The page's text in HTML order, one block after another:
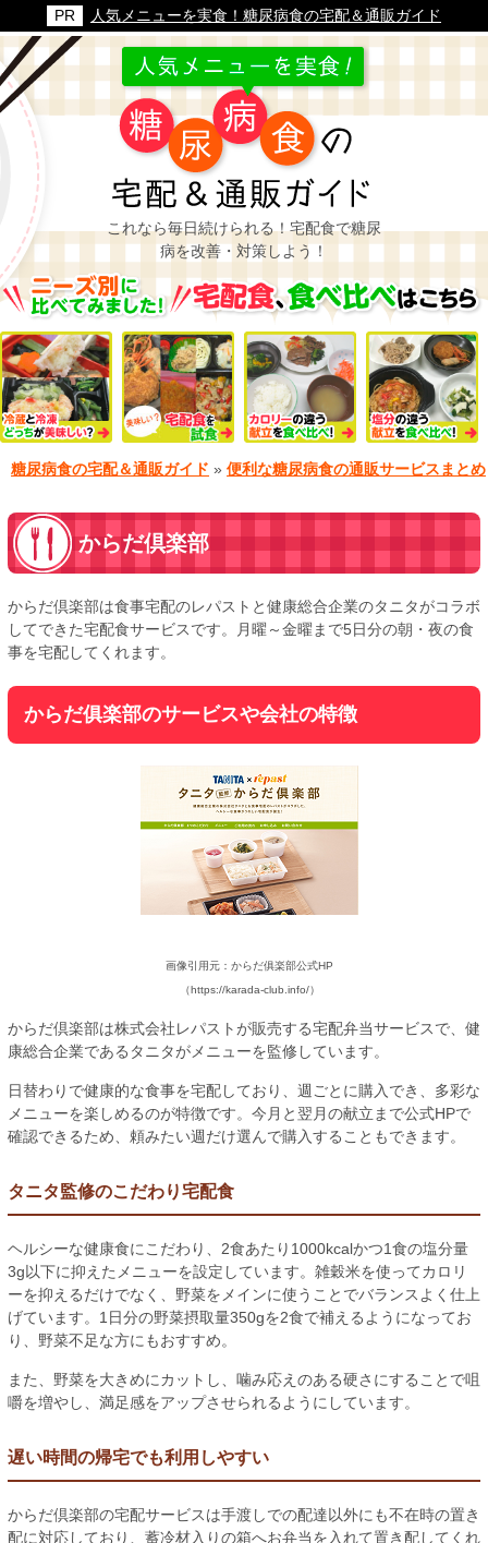
人気メニューを実食！糖尿病食の宅配＆通販ガイド
これなら毎日続けられる！宅配食で糖尿
病を改善・対策しよう！
糖尿病食の宅配＆通販ガイド » 便利な糖尿病食の通販サービスまとめ
からだ倶楽部
からだ倶楽部は食事宅配のレパストと健康総合企業のタニタがコラボ
してできた宅配食サービスです。月曜～金曜まで5日分の朝・夜の食
事を宅配してくれます。
からだ俱楽部のサービスや会社の特徴
画像引用元：からだ俱楽部公式HP
（https://karada-club.info/）
からだ倶楽部は株式会社レパストが販売する宅配弁当サービスで、健
康総合企業であるタニタがメニューを監修しています。
日替わりで健康的な食事を宅配しており、週ごとに購入でき、多彩な
メニューを楽しめるのが特徴です。今月と翌月の献立まで公式HPで
確認できるため、頼みたい週だけ選んで購入することもできます。
タニタ監修のこだわり宅配食
ヘルシーな健康食にこだわり、2食あたり1000kcalかつ1食の塩分量
3g以下に抑えたメニューを設定しています。雑穀米を使ってカロリ
ーを抑えるだけでなく、野菜をメインに使うことでバランスよく仕上
げています。1日分の野菜摂取量350gを2食で補えるようになってお
り、野菜不足な方にもおすすめ。
また、野菜を大きめにカットし、噛み応えのある硬さにすることで咀
嚼を増やし、満足感をアップさせられるようにしています。
遅い時間の帰宅でも利用しやすい
からだ倶楽部の宅配サービスは手渡しでの配達以外にも不在時の置き
配に対応しており、蓄冷材入りの箱へお弁当を入れて置き配してくれ